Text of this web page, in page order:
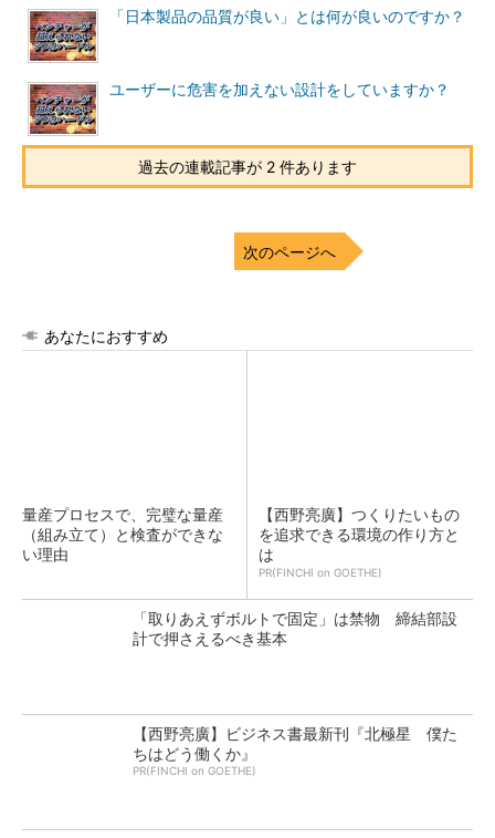
「日本製品の品質が良い」とは何が良いのですか？
ユーザーに危害を加えない設計をしていますか？
過去の連載記事が 2 件あります
次のページへ
あなたにおすすめ
量産プロセスで、完璧な量産
（組み立て）と検査ができな
い理由
【西野亮廣】つくりたいもの
を追求できる環境の作り方と
は
PR(FINCHI on GOETHE)
「取りあえずボルトで固定」は禁物 締結部設
計で押さえるべき基本
【西野亮廣】ビジネス書最新刊『北極星 僕た
ちはどう働くか』
PR(FINCHI on GOETHE)